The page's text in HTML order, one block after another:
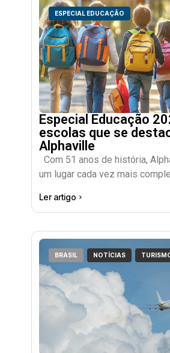
ESPECIAL EDUCAÇÃO
Especial Educação
escolas que se
Alphaville
Com 51 anos de história,
um lugar cada vez mais
Ler artigo
BRASIL NOTÍCIAS